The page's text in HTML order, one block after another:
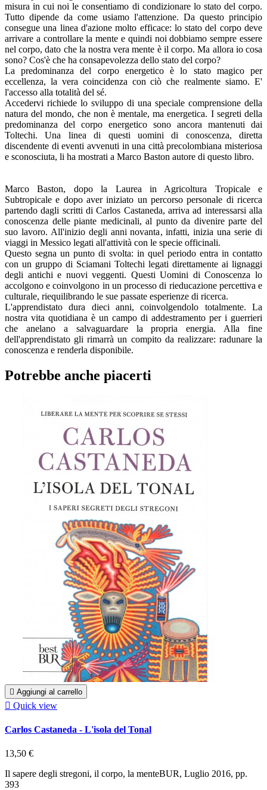
misura in cui noi le consentiamo di condizionare lo stato del corpo.
Tutto dipende da come usiamo l'attenzione. Da questo principio
consegue una linea d'azione molto efficace: lo stato del corpo deve
arrivare a controllare la mente e quindi noi dobbiamo sempre essere
nel corpo, dato che la nostra vera mente è il corpo. Ma allora io cosa
sono? Cos'è che ha consapevolezza dello stato del corpo?
La predominanza del corpo energetico è lo stato magico per
eccellenza, la vera coincidenza con ciò che realmente siamo. E'
l'accesso alla totalità del sé.
Accedervi richiede lo sviluppo di una speciale comprensione della
natura del mondo, che non è mentale, ma energetica. I segreti della
predominanza del corpo energetico sono ancora mantenuti dai
Toltechi. Una linea di questi uomini di conoscenza, diretta
discendente di eventi avvenuti in una città precolombiana misteriosa
e sconosciuta, li ha mostrati a Marco Baston autore di questo libro.
Marco Baston, dopo la Laurea in Agricoltura Tropicale e
Subtropicale e dopo aver iniziato un percorso personale di ricerca
partendo dagli scritti di Carlos Castaneda, arriva ad interessarsi alla
conoscenza delle piante medicinali, al punto da divenire parte del
suo lavoro. All'inizio degli anni novanta, infatti, inizia una serie di
viaggi in Messico legati all'attività con le specie officinali.
Questo segna un punto di svolta: in quel periodo entra in contatto
con un gruppo di Sciamani Toltechi legati direttamente ai lignaggi
degli antichi e nuovi veggenti. Questi Uomini di Conoscenza lo
accolgono e coinvolgono in un processo di rieducazione percettiva e
culturale, riequilibrando le sue passate esperienze di ricerca.
L'apprendistato dura dieci anni, coinvolgendolo totalmente. La
nostra vita quotidiana è un campo di addestramento per i guerrieri
che anelano a salvaguardare la propria energia. Alla fine
dell'apprendistato gli rimarrà un compito da realizzare: radunare la
conoscenza e renderla disponibile.
Potrebbe anche piacerti
 Aggiungi al carrello
 Quick view
Carlos Castaneda - L'isola del Tonal
13,50 €
Il sapere degli stregoni, il corpo, la menteBUR, Luglio 2016, pp.
393